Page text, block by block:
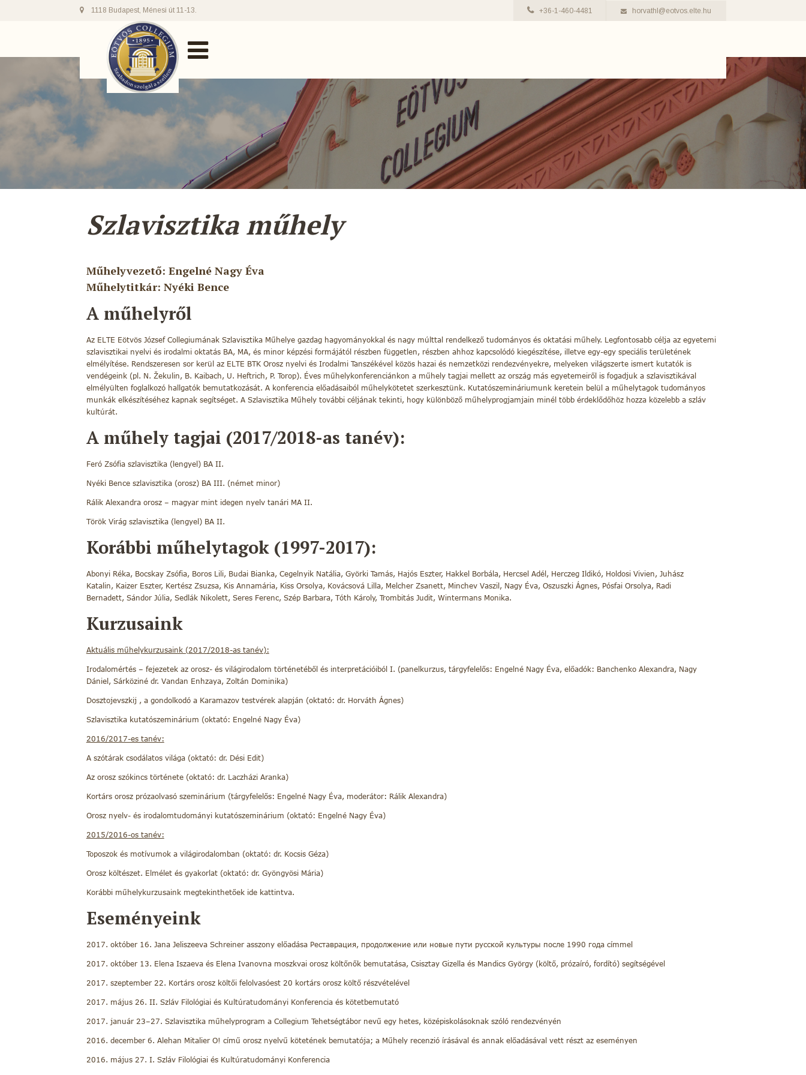
1118 Budapest, Ménesi út 11-13. +36-1-460-4481 horvathl@eotvos.elte.hu
Szlavisztika műhely
Műhelyvezető: Engelné Nagy Éva
Műhelytitkár: Nyéki Bence
A műhelyről
Az ELTE Eötvös József Collegiumának Szlavisztika Műhelye gazdag hagyományokkal és nagy múlttal rendelkező tudományos és oktatási műhely. Legfontosabb célja az egyetemi
szlavisztikai nyelvi és irodalmi oktatás BA, MA, és minor képzési formájától részben független, részben ahhoz kapcsolódó kiegészítése, illetve egy-egy speciális területének
elmélyítése. Rendszeresen sor kerül az ELTE BTK Orosz nyelvi és Irodalmi Tanszékével közös hazai és nemzetközi rendezvényekre, melyeken világszerte ismert kutatók is
vendégeink (pl. N. Žekulin, B. Kaibach, U. Heftrich, P. Torop). Éves műhelykonferenciánkon a műhely tagjai mellett az ország más egyetemeiről is fogadjuk a szlavisztikával
elmélyülten foglalkozó hallgatók bemutatkozását. A konferencia előadásaiból műhelykötetet szerkesztünk. Kutatószemináriumunk keretein belül a műhelytagok tudományos
munkák elkészítéséhez kapnak segítséget. A Szlavisztika Műhely további céljának tekinti, hogy különböző műhelyprogjamjain minél több érdeklődőhöz hozza közelebb a szláv
kultúrát.
A műhely tagjai (2017/2018-as tanév):
Feró Zsófia szlavisztika (lengyel) BA II.
Nyéki Bence szlavisztika (orosz) BA III. (német minor)
Rálik Alexandra orosz – magyar mint idegen nyelv tanári MA II.
Török Virág szlavisztika (lengyel) BA II.
Korábbi műhelytagok (1997-2017):
Abonyi Réka, Bocskay Zsófia, Boros Lili, Budai Bianka, Cegelnyik Natália, Györki Tamás, Hajós Eszter, Hakkel Borbála, Hercsel Adél, Herczeg Ildikó, Holdosi Vivien, Juhász
Katalin, Kaizer Eszter, Kertész Zsuzsa, Kis Annamária, Kiss Orsolya, Kovácsová Lilla, Melcher Zsanett, Minchev Vaszil, Nagy Éva, Oszuszki Ágnes, Pósfai Orsolya, Radi
Bernadett, Sándor Júlia, Sedlák Nikolett, Seres Ferenc, Szép Barbara, Tóth Károly, Trombitás Judit, Wintermans Monika.
Kurzusaink
Aktuális műhelykurzusaink (2017/2018-as tanév):
Irodalomértés – fejezetek az orosz- és világirodalom történetéből és interpretációiból I. (panelkurzus, tárgyfelelős: Engelné Nagy Éva, előadók: Banchenko Alexandra, Nagy
Dániel, Sárköziné dr. Vandan Enhzaya, Zoltán Dominika)
Dosztojevszkij , a gondolkodó a Karamazov testvérek alapján (oktató: dr. Horváth Ágnes)
Szlavisztika kutatószeminárium (oktató: Engelné Nagy Éva)
2016/2017-es tanév:
A szótárak csodálatos világa (oktató: dr. Dési Edit)
Az orosz szókincs története (oktató: dr. Laczházi Aranka)
Kortárs orosz prózaolvasó szeminárium (tárgyfelelős: Engelné Nagy Éva, moderátor: Rálik Alexandra)
Orosz nyelv- és irodalomtudományi kutatószeminárium (oktató: Engelné Nagy Éva)
2015/2016-os tanév:
Toposzok és motívumok a világirodalomban (oktató: dr. Kocsis Géza)
Orosz költészet. Elmélet és gyakorlat (oktató: dr. Gyöngyösi Mária)
Korábbi műhelykurzusaink megtekinthetőek ide kattintva.
Eseményeink
2017. október 16. Jana Jeliszeeva Schreiner asszony előadása Реставрация, продолжение или новые пути русской культуры после 1990 года címmel
2017. október 13. Elena Iszaeva és Elena Ivanovna moszkvai orosz költőnők bemutatása, Csisztay Gizella és Mandics György (költő, prózaíró, fordító) segítségével
2017. szeptember 22. Kortárs orosz költői felolvasóest 20 kortárs orosz költő részvételével
2017. május 26. II. Szláv Filológiai és Kultúratudományi Konferencia és kötetbemutató
2017. január 23–27. Szlavisztika műhelyprogram a Collegium Tehetségtábor nevű egy hetes, középiskolásoknak szóló rendezvényén
2016. december 6. Alehan Mitalier O! című orosz nyelvű kötetének bemutatója; a Műhely recenzió írásával és annak előadásával vett részt az eseményen
2016. május 27. I. Szláv Filológiai és Kultúratudományi Konferencia